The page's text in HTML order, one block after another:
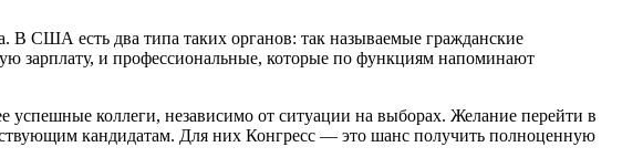
В США есть два типа таких органов: так называемые гражданские
зарплату, и профессиональные, которые по функциям напоминают
коллеги, независимо от ситуации на выборах. Желание перейти в
кандидатам. Для них Конгресс — это шанс получить полноценную